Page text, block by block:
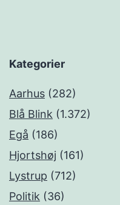
Kategorier
Aarhus (282)
Blå Blink (1.372)
Egå (186)
Hjortshøj (161)
Lystrup (712)
Politik (36)